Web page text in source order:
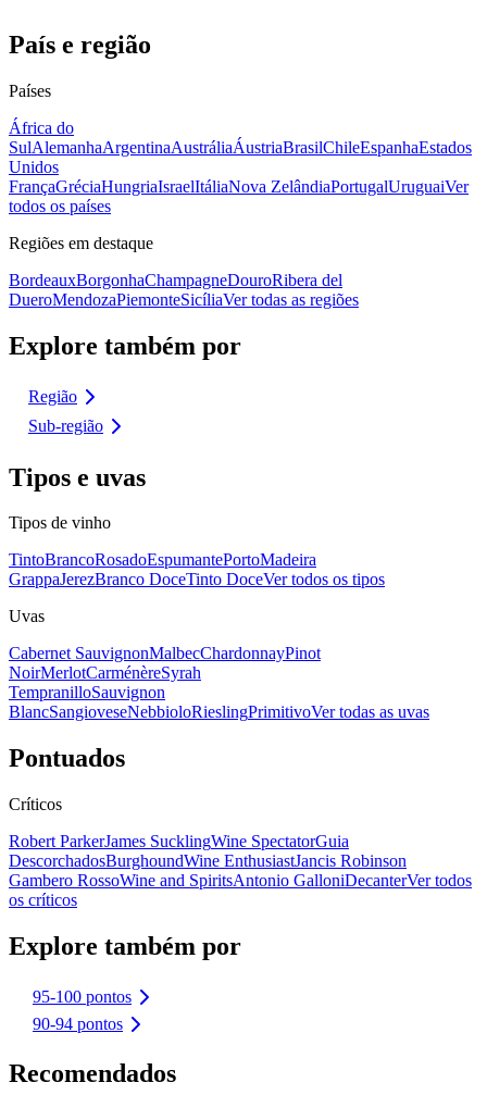
País e região
Países
África do
SulAlemanhaArgentinaAustráliaÁustriaBrasilChileEspanhaEstados
Unidos
FrançaGréciaHungriaIsraelItáliaNova ZelândiaPortugalUruguaiVer
todos os países
Regiões em destaque
BordeauxBorgonhaChampagneDouroRibera del
DueroMendozaPiemonteSicíliaVer todas as regiões
Explore também por
Região
Sub-região
Tipos e uvas
Tipos de vinho
TintoBrancoRosadoEspumantePortoMadeira
GrappaJerezBranco DoceTinto DoceVer todos os tipos
Uvas
Cabernet SauvignonMalbecChardonnayPinot
NoirMerlotCarménèreSyrah
TempranilloSauvignon
BlancSangioveseNebbioloRieslingPrimitivoVer todas as uvas
Pontuados
Críticos
Robert ParkerJames SucklingWine SpectatorGuia
DescorchadosBurghoundWine EnthusiastJancis Robinson
Gambero RossoWine and SpiritsAntonio GalloniDecanterVer todos
os críticos
Explore também por
95-100 pontos
90-94 pontos
Recomendados